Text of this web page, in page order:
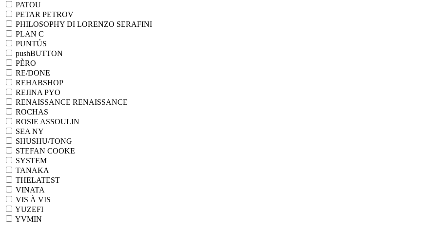
PATOU
PETAR PETROV
PHILOSOPHY DI LORENZO SERAFINI
PLAN C
PUNTÚS
pushBUTTON
PÈRO
RE/DONE
REHABSHOP
REJINA PYO
RENAISSANCE RENAISSANCE
ROCHAS
ROSIE ASSOULIN
SEA NY
SHUSHU/TONG
STEFAN COOKE
SYSTEM
TANAKA
THELATEST
VINATA
VIS À VIS
YUZEFI
YVMIN